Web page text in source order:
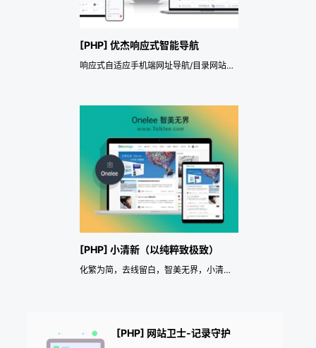
[PHP] 优杰响应式智能导航
响应式自适应手机端网址导航/目录网站主题。
[PHP] 小清新（以纯粹致极致）
化繁为简，去线留白，智美无界，小清新Pjax主题，自适应+SEO优化。
[PHP] 网站卫士-记录守护